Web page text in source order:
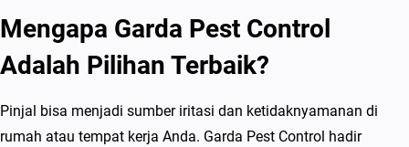
Mengapa Garda Pest Control
Adalah Pilihan Terbaik?
Pinjal bisa menjadi sumber iritasi dan ketidaknyamanan di
rumah atau tempat kerja Anda. Garda Pest Control hadir